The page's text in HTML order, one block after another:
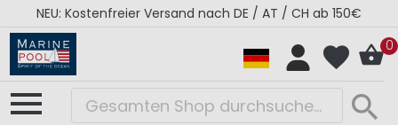
NEU: Kostenfreier Versand nach DE / AT / CH ab 150€
0